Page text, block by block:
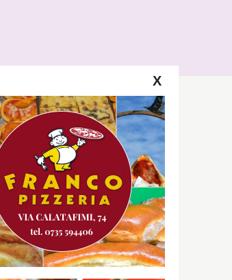
Segui la GRB
Facebook
Instagram
Twitter
Youtube
X